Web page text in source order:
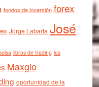
fondos de inversión forex
Jorge Labarta José
libros de trading los
Maxglo
oportunidad de la